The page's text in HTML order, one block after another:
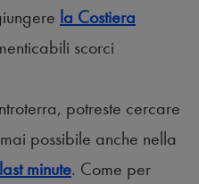
la Costiera
scorci
potreste cercare
possibile anche nella
last minute. Come per